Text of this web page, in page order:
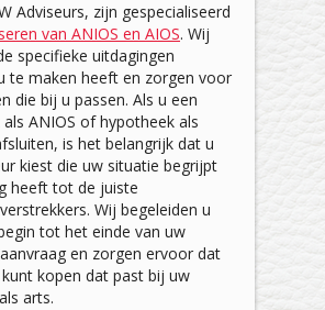
Adviseurs, zijn gespecialiseerd
van ANIOS en AIOS. Wij
specifieke uitdagingen
te maken heeft en zorgen voor
die bij u passen. Als u een
ANIOS of hypotheek als
is het belangrijk dat u
kiest die uw situatie begrijpt
heeft tot de juiste
Wij begeleiden u
tot het einde van uw
en zorgen ervoor dat
kopen dat past bij uw
arts.